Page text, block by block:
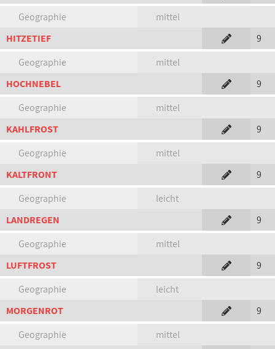
Geographie
mittel
HITZETIEF
9
Geographie
mittel
HOCHNEBEL
9
Geographie
mittel
KAHLFROST
9
Geographie
mittel
KALTFRONT
9
Geographie
leicht
LANDREGEN
9
Geographie
mittel
LUFTFROST
9
Geographie
leicht
MORGENROT
9
Geographie
mittel